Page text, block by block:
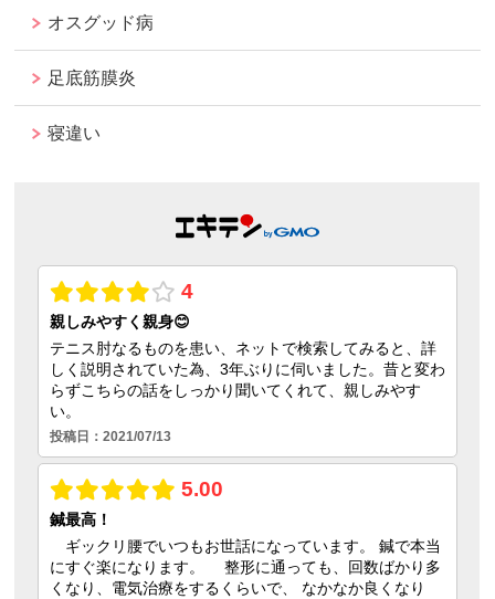
オスグッド病
足底筋膜炎
寝違い